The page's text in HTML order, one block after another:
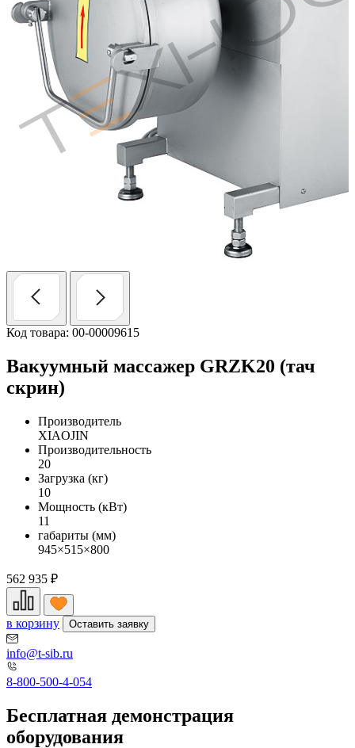
Код товара: 00-00009615
Вакуумный массажер GRZK20 (тач
скрин)
Производитель
XIAOJIN
Производительность
20
Загрузка (кг)
10
Мощность (кВт)
11
габариты (мм)
945×515×800
562 935 ₽
в корзину Оставить заявку
info@t-sib.ru
8-800-500-4-054
Бесплатная демонстрация
оборудования